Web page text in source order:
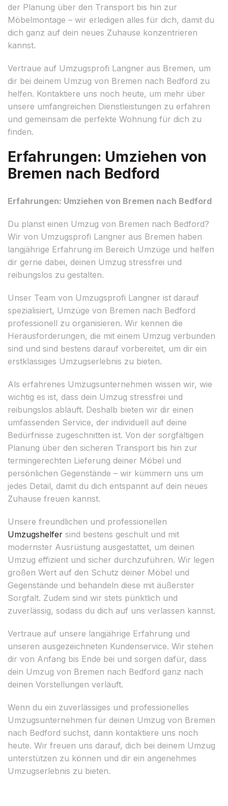
der Planung über den Transport bis hin zur
Möbelmontage – wir erledigen alles für dich, damit du
dich ganz auf dein neues Zuhause konzentrieren
kannst.
Vertraue auf Umzugsprofi Langner aus Bremen, um
dir bei deinem Umzug von Bremen nach Bedford zu
helfen. Kontaktiere uns noch heute, um mehr über
unsere umfangreichen Dienstleistungen zu erfahren
und gemeinsam die perfekte Wohnung für dich zu
finden.
Erfahrungen: Umziehen von
Bremen nach Bedford
Erfahrungen: Umziehen von Bremen nach Bedford
Du planst einen Umzug von Bremen nach Bedford?
Wir von Umzugsprofi Langner aus Bremen haben
langjährige Erfahrung im Bereich Umzüge und helfen
dir gerne dabei, deinen Umzug stressfrei und
reibungslos zu gestalten.
Unser Team von Umzugsprofi Langner ist darauf
spezialisiert, Umzüge von Bremen nach Bedford
professionell zu organisieren. Wir kennen die
Herausforderungen, die mit einem Umzug verbunden
sind und sind bestens darauf vorbereitet, um dir ein
erstklassiges Umzugserlebnis zu bieten.
Als erfahrenes Umzugsunternehmen wissen wir, wie
wichtig es ist, dass dein Umzug stressfrei und
reibungslos abläuft. Deshalb bieten wir dir einen
umfassenden Service, der individuell auf deine
Bedürfnisse zugeschnitten ist. Von der sorgfältigen
Planung über den sicheren Transport bis hin zur
termingerechten Lieferung deiner Möbel und
persönlichen Gegenstände – wir kümmern uns um
jedes Detail, damit du dich entspannt auf dein neues
Zuhause freuen kannst.
Unsere freundlichen und professionellen
Umzugshelfer sind bestens geschult und mit
modernster Ausrüstung ausgestattet, um deinen
Umzug effizient und sicher durchzuführen. Wir legen
großen Wert auf den Schutz deiner Möbel und
Gegenstände und behandeln diese mit äußerster
Sorgfalt. Zudem sind wir stets pünktlich und
zuverlässig, sodass du dich auf uns verlassen kannst.
Vertraue auf unsere langjährige Erfahrung und
unseren ausgezeichneten Kundenservice. Wir stehen
dir von Anfang bis Ende bei und sorgen dafür, dass
dein Umzug von Bremen nach Bedford ganz nach
deinen Vorstellungen verläuft.
Wenn du ein zuverlässiges und professionelles
Umzugsunternehmen für deinen Umzug von Bremen
nach Bedford suchst, dann kontaktiere uns noch
heute. Wir freuen uns darauf, dich bei deinem Umzug
unterstützen zu können und dir ein angenehmes
Umzugserlebnis zu bieten.